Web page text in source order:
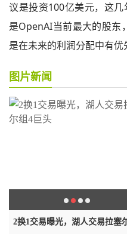
议是投资100亿美元，这
是OpenAI当前最大的股东
是在未来的利润分配中有优
图片新闻
2换1交易曝光，湖人交易拉塞